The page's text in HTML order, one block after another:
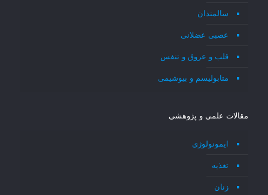
سالمندان
عصبی عضلانی
قلب و عروق و تنفس
متابولیسم و بیوشیمی
مقالات علمی و پژوهشی
ایمونولوژی
تغذیه
زنان